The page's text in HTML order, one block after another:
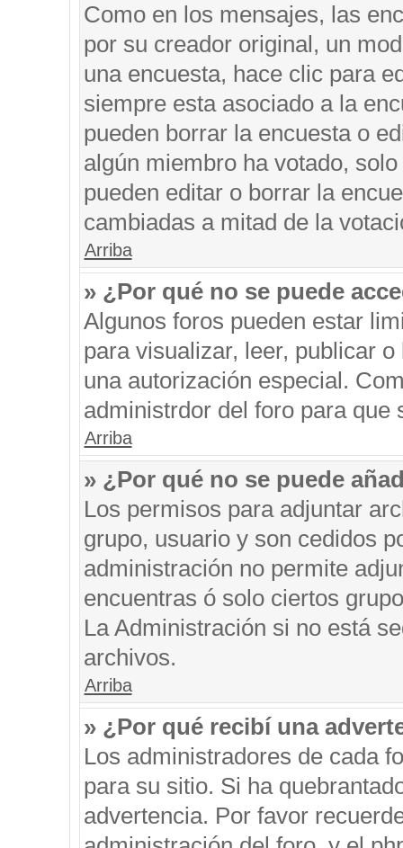
Como en los mensajes, las
por su creador original, un
una encuesta, hace clic para
siempre esta asociado a la
pueden borrar la encuesta o
algún miembro ha votado,
pueden editar o borrar la
cambiadas a mitad de la
Arriba
» ¿Por qué no se puede
Algunos foros pueden estar
para visualizar, leer, publicar
una autorización especial.
administrdor del foro para que
Arriba
» ¿Por qué no se puede
Los permisos para adjuntar
grupo, usuario y son cedidos
administración no permite
encuentras ó solo ciertos
La Administración si no está
archivos.
Arriba
» ¿Por qué recibí una
Los administradores de cada
para su sitio. Si ha
advertencia. Por favor